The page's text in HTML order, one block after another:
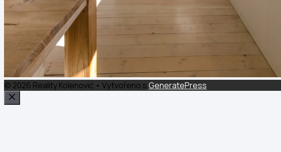
© 2026 Reality Kolenović • Vytvořeno sGeneratePress
Zavřít